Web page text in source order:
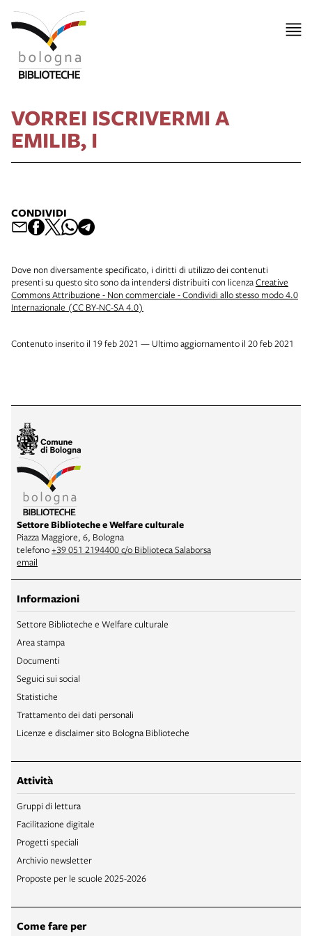
VORREI ISCRIVERMI A
EMILIB, I
CONDIVIDI
Dove non diversamente specificato, i diritti di utilizzo dei contenuti
presenti su questo sito sono da intendersi distribuiti con licenzaCreative
Commons Attribuzione - Non commerciale - Condividi allo stesso modo 4.0
Internazionale (CC BY-NC-SA 4.0)
Contenuto inserito il 19 feb 2021 — Ultimo aggiornamento il 20 feb 2021
Settore Biblioteche e Welfare culturale
Piazza Maggiore, 6, Bologna
telefono+39 051 2194400 c/o Biblioteca Salaborsa
email
Informazioni
Settore Biblioteche e Welfare culturale
Area stampa
Documenti
Seguici sui social
Statistiche
Trattamento dei dati personali
Licenze e disclaimer sito Bologna Biblioteche
Attività
Gruppi di lettura
Facilitazione digitale
Progetti speciali
Archivio newsletter
Proposte per le scuole 2025-2026
Come fare per